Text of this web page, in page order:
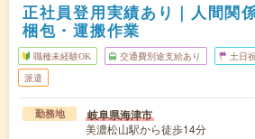
正社員登用実績あり｜人間関
梱包・運搬作業
職種未経験OK 交通費別途支給あり 土日
派遣
勤務地 岐阜県海津市
美濃松山駅から徒歩14分